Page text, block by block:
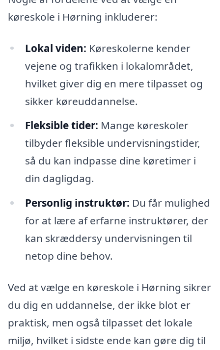
køreskole i Hørning inkluderer:
Lokal viden: Køreskolerne kender
vejene og trafikken i lokalområdet,
hvilket giver dig en mere tilpasset og
sikker køreuddannelse.
Fleksible tider: Mange køreskoler
tilbyder fleksible undervisningstider,
så du kan indpasse dine køretimer i
din dagligdag.
Personlig instruktør: Du får mulighed
for at lære af erfarne instruktører, der
kan skræddersy undervisningen til
netop dine behov.
Ved at vælge en køreskole i Hørning sikrer
du dig en uddannelse, der ikke blot er
praktisk, men også tilpasset det lokale
miljø, hvilket i sidste ende kan gøre dig til